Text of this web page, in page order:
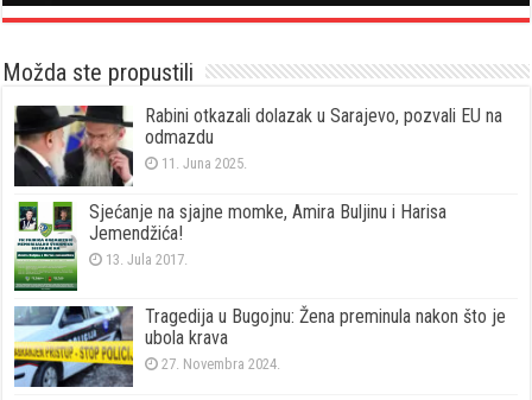
Možda ste propustili
Rabini otkazali dolazak u Sarajevo, pozvali EU na
odmazdu
11. Juna 2025.
Sjećanje na sjajne momke, Amira Buljinu i Harisa
Jemendžića!
13. Jula 2017.
Tragedija u Bugojnu: Žena preminula nakon što je
ubola krava
27. Novembra 2024.